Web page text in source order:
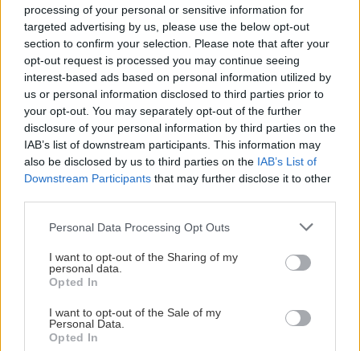
processing of your personal or sensitive information for
targeted advertising by us, please use the below opt-out
section to confirm your selection. Please note that after your
opt-out request is processed you may continue seeing
interest-based ads based on personal information utilized by
us or personal information disclosed to third parties prior to
your opt-out. You may separately opt-out of the further
disclosure of your personal information by third parties on the
IAB’s list of downstream participants. This information may
also be disclosed by us to third parties on the IAB’s List of
Downstream Participants that may further disclose it to other
Please note that this website/app uses one or more Google
not limited to your visit or usage behaviour. You may click to
grant or deny consent to Google and its third-party tags to
use your data for below specified purposes in below Google
consent section.
Personal Data Processing Opt Outs
I want to opt-out of the Sharing of my
personal data.
Opted In
I want to opt-out of the Sale of my
Personal Data.
Opted In
ανέχεται κοντά του για πολύ τέτοιους ανθρώπους.